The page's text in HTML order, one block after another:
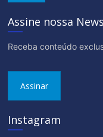
Assine nossa
Receba conteúdo
Assinar
Instagram